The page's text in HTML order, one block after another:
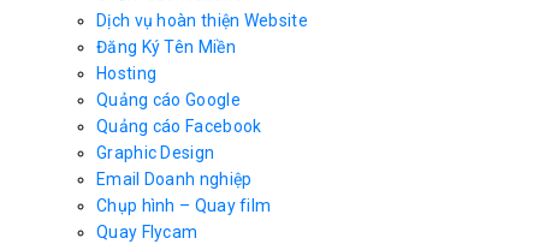
Dịch vụ hoàn thiện Website
Đăng Ký Tên Miền
Hosting
Quảng cáo Google
Quảng cáo Facebook
Graphic Design
Email Doanh nghiệp
Chụp hình – Quay film
Quay Flycam